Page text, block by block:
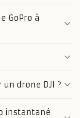
GoPro à
drone DJI ?
instantané